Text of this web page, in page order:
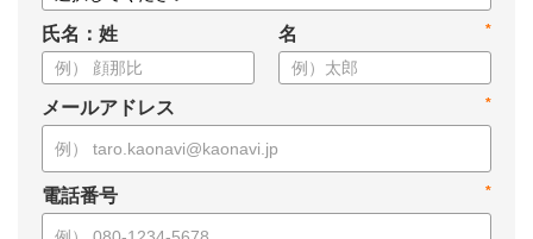
氏名：姓 *
名
*
メールアドレス
*
電話番号